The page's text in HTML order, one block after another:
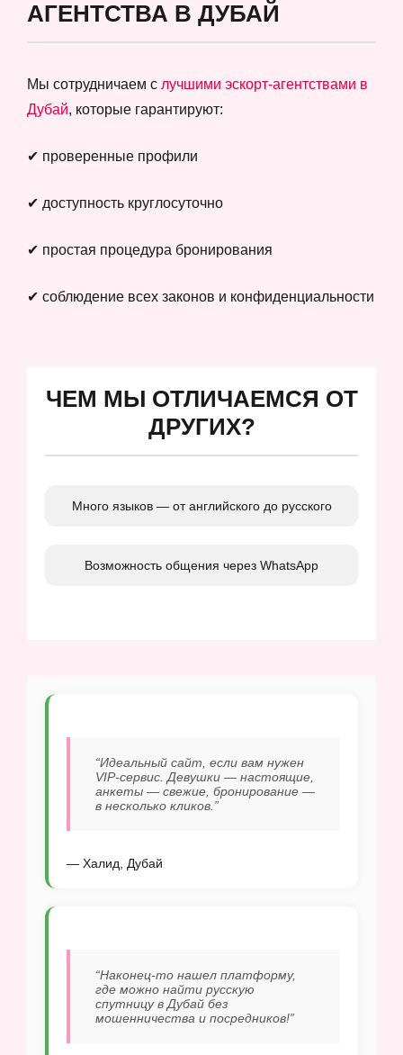
АГЕНТСТВА В ДУБАЙ
Мы сотрудничаем с лучшими эскорт-агентствами в
Дубай, которые гарантируют:
✔ проверенные профили
✔ доступность круглосуточно
✔ простая процедура бронирования
✔ соблюдение всех законов и конфиденциальности
ЧЕМ МЫ ОТЛИЧАЕМСЯ ОТ
ДРУГИХ?
Много языков — от английского до русского
Возможность общения через WhatsApp
“Идеальный сайт, если вам нужен
VIP-сервис. Девушки — настоящие,
анкеты — свежие, бронирование —
в несколько кликов.”
— Халид, Дубай
“Наконец-то нашел платформу,
где можно найти русскую
спутницу в Дубай без
мошенничества и посредников!”